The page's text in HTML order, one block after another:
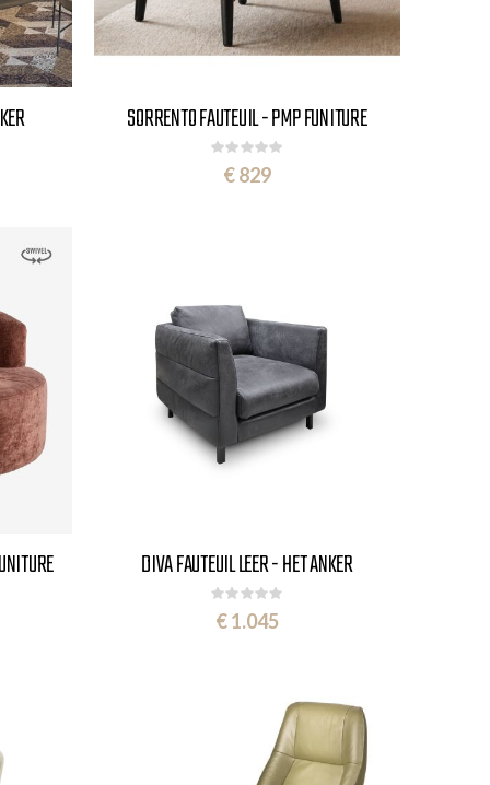
SORRENTO FAUTEUIL - PMP FUNITURE
Rating:
0%
€ 829
DIVA FAUTEUIL LEER - HET ANKER
Rating:
0%
€ 1.045